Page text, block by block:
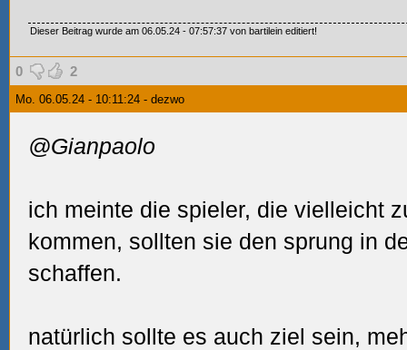
Dieser Beitrag wurde am 06.05.24 - 07:57:37 von bartilein editiert!
0 2
Mo. 06.05.24 - 10:11:24 - dezwo
@Gianpaolo
ich meinte die spieler, die vielleicht
kommen, sollten sie den sprung in
schaffen.
natürlich sollte es auch ziel sein,